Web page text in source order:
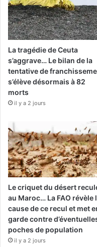
La tragédie de Ceuta
s’aggrave… Le bilan de la
tentative de
s’élève désormais à 82
morts
il y a 2 jours
Le criquet du désert
au Maroc… La FAO révèle
cause de ce recul et met
garde contre
poches de population
il y a 2 jours